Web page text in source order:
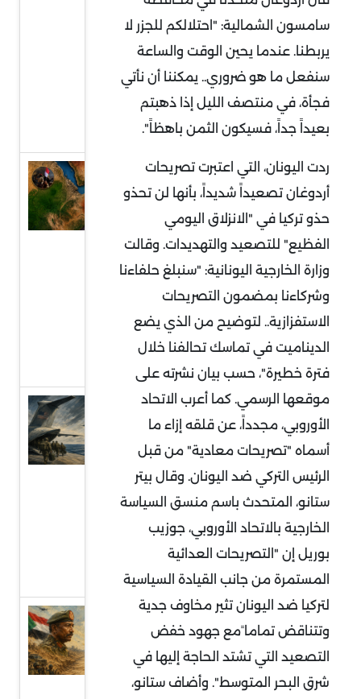
سامسون الشمالية: "احتلالكم للجزر لا
يربطنا. عندما يحين الوقت والساعة
سنفعل ما هو ضروري.. يمكننا أن نأتي
فجأة، في منتصف الليل إذا ذهبتم
بعيداً جداً، فسيكون الثمن باهظاً".
ردت اليونان، التي اعتبرت تصريحات
أردوغان تصعيداً شديداً، بأنها لن تحذو
حذو تركيا في "الانزلاق اليومي
الفظيع" للتصعيد والتهديدات. وقالت
وزارة الخارجية اليونانية: "سنبلغ حلفاءنا
وشركاءنا بمضمون التصريحات
الاستفزازية.. لتوضيح من الذي يضع
الديناميت في تماسك تحالفنا خلال
فترة خطيرة"، حسب بيان نشرته على
موقعها الرسمي. كما أعرب الاتحاد
الأوروبي، مجدداً، عن قلقه إزاء ما
أسماه "تصريحات معادية" من قبل
الرئيس التركي ضد اليونان. وقال بيتر
ستانو، المتحدث باسم منسق السياسة
الخارجية بالاتحاد الأوروبي، جوزيب
بوريل إن "التصريحات العدائية
المستمرة من جانب القيادة السياسية
لتركيا ضد اليونان تثير مخاوف جدية
وتتناقض تماما ًمع جهود خفض
التصعيد التي تشتد الحاجة إليها في
شرق البحر المتوسط". وأضاف ستانو،
صعب
وهيكلة
من
أجل
البقاء
السودان
في قلب
الإيراني:
معركة
على
البحر
الأحمر
قراءة
في
توقعات
سحب
قوات
أميركية
أوروبا
السودان
وإثيوبيا:
جبهة
مواجهة